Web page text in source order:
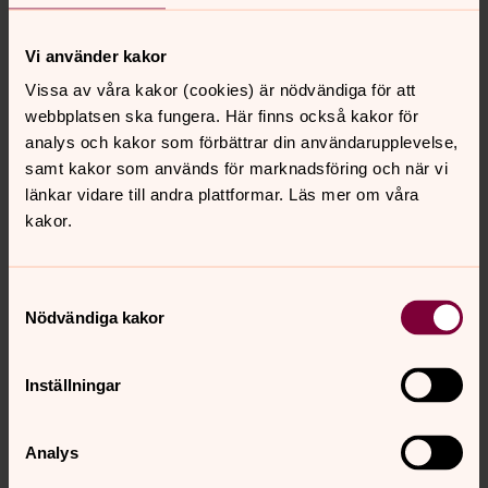
Vi använder kakor
Vissa av våra kakor (cookies) är nödvändiga för att
webbplatsen ska fungera. Här finns också kakor för
analys och kakor som förbättrar din användarupplevelse,
samt kakor som används för marknadsföring och när vi
länkar vidare till andra plattformar. Läs mer om våra
kakor.
Nödvändiga kakor
Inställningar
Analys
Svenska kyrkan och
barnkonventionen
Barnkonventionen, som är svensk lag, har en given plats i
Svenska kyrkan. Kyrkan vill verka för barnets bästa i
både samhälle och kyrka.
För att se innehållet behöver du acceptera kakor
Se videon på Vimeo i stället.
Ändra inställningar